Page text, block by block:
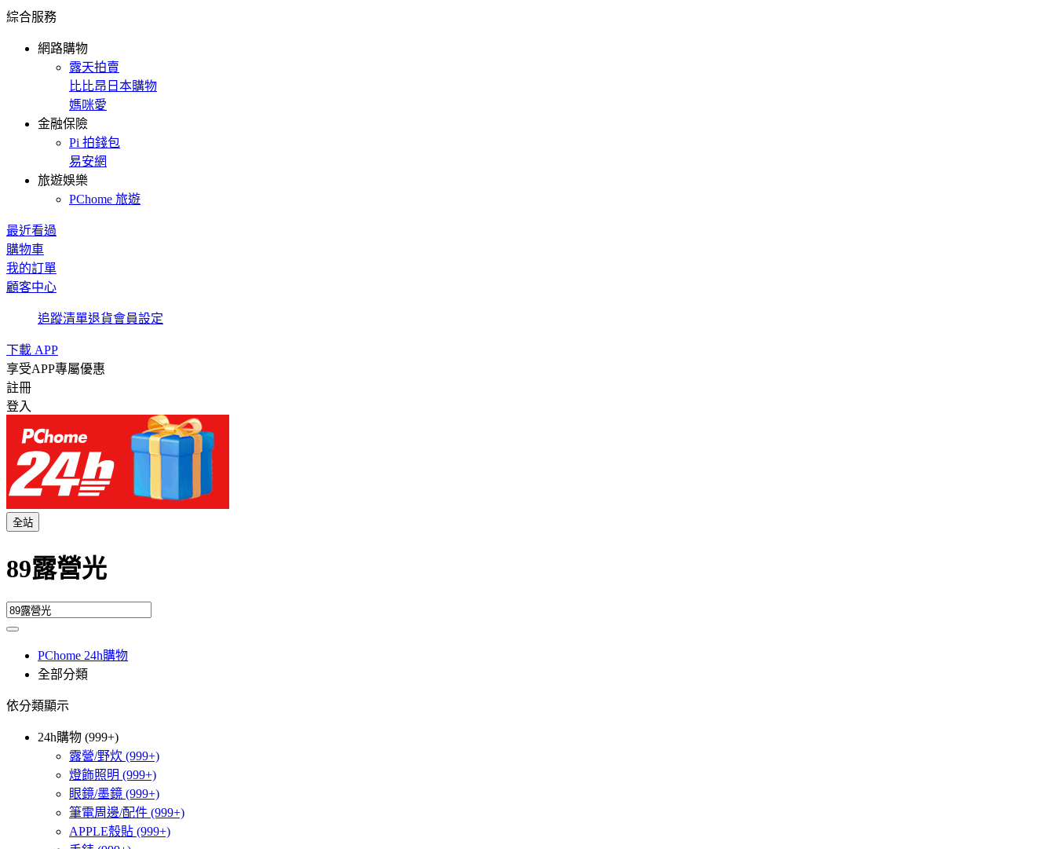
綜合服務
網路購物
露天拍賣
比比昂日本購物
媽咪愛
金融保險
Pi 拍錢包
易安網
旅遊娛樂
PChome 旅遊
最近看過
購物車
我的訂單
顧客中心
追蹤清單退貨會員設定
下載 APP
享受APP專屬優惠
註冊
登入
全站
89露營光
PChome 24h購物
全部分類
依分類顯示
24h購物 (999+)
露營/野炊 (999+)
燈飾照明 (999+)
眼鏡/墨鏡 (999+)
筆電周邊/配件 (999+)
APPLE殼貼 (999+)